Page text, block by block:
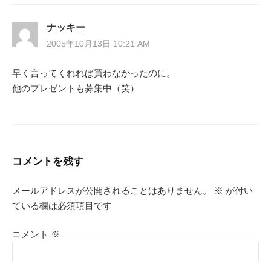
ナッキー
2005年10月13日 10:21 AM
早く言ってくれれば買わなかったのに。
他のプレゼントも募集中（笑）
コメントを残す
メールアドレスが公開されることはありません。 ※ が付い
ている欄は必須項目です
コメント ※